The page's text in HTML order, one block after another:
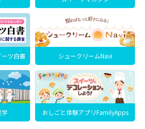
ツ白書 シュークリームNavi
おしごと体験アプリFamilyApps